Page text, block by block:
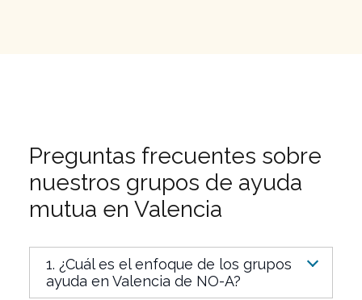
Preguntas frecuentes sobre
nuestros grupos de ayuda
mutua en Valencia
1. ¿Cuál es el enfoque de los grupos
ayuda en Valencia de NO-A?